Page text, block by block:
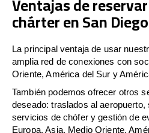
chárter en San
La principal ventaja de usar
amplia red de conexiones con
Oriente, América del Sur y
También podemos ofrecer otros
deseado: traslados al
servicios de chófer y gestión de
Europa, Asia, Medio Oriente,